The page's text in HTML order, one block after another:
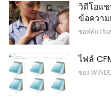
วิดีโอแ
ข้อควา
ซอฟต์แวร์แ
ไฟล์
ของ